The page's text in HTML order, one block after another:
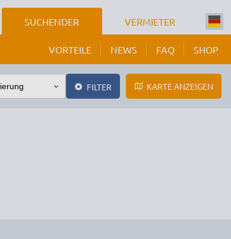
SUCHENDER VERMIETER
VORTEILE NEWS FAQ SHOP
FILTER KARTE ANZEIGEN